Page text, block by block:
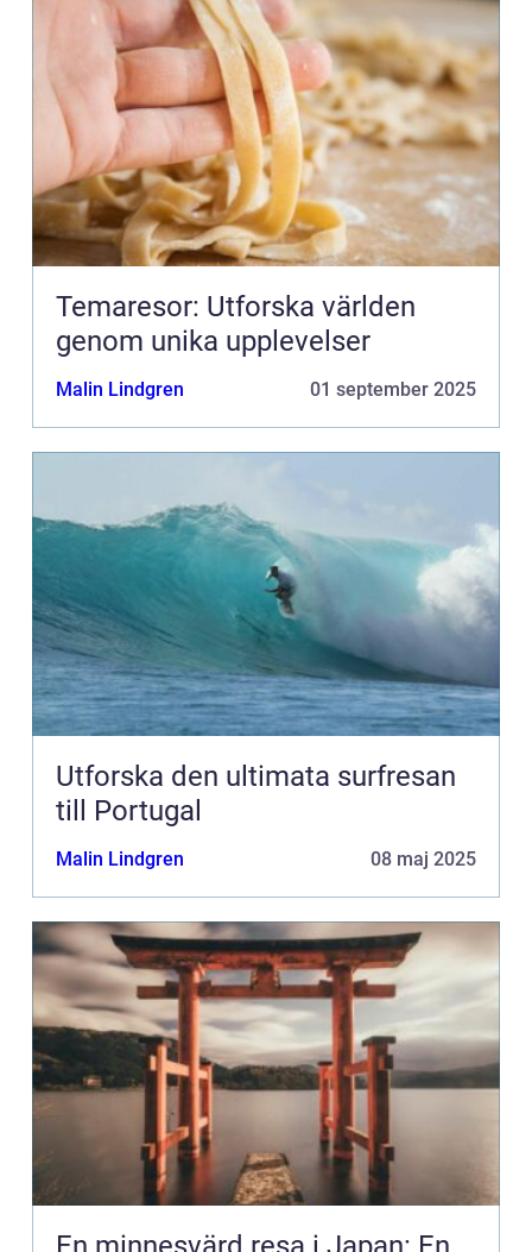
Temaresor: Utforska världen
genom unika upplevelser
Malin Lindgren 01 september 2025
Utforska den ultimata surfresan
till Portugal
Malin Lindgren 08 maj 2025